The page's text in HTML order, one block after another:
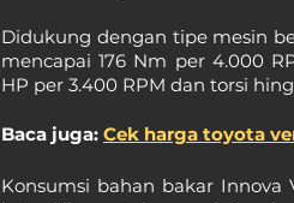
Didukung dengan tipe mesin
mencapai 176 Nm per 4.000
HP per 3.400 RPM dan torsi
Baca juga: Cek harga toyota
Konsumsi bahan bakar